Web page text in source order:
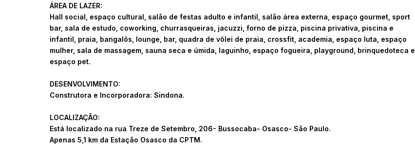
ÁREA DE LAZER:
Hall social, espaço cultural, salão de festas adulto e infantil, salão área externa, espaço gourmet, sport
bar, sala de estudo, coworking, churrasqueiras, jacuzzi, forno de pizza, piscina privativa, piscina e
infantil, praia, bangalôs, lounge, bar, quadra de vôlei de praia, crossfit, academia, espaço luta, espaço
mulher, sala de massagem, sauna seca e úmida, laguinho, espaço fogueira, playground, brinquedoteca e
espaço pet.
DESENVOLVIMENTO:
Construtora e Incorporadora: Sindona.
LOCALIZAÇÃO:
Está localizado na rua Treze de Setembro, 206- Bussocaba- Osasco- São Paulo.
Apenas 5,1 km da Estação Osasco da CPTM.